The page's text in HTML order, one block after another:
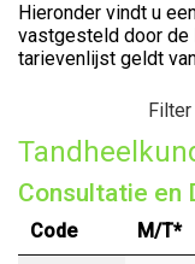
Hieronder vindt u
vastgesteld door de
tarievenlijst geldt
Filter
Consultatie en
Code M/T*